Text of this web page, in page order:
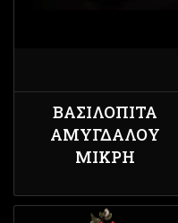
ΒΑΣΙΛΌΠΙΤΑ
ΑΜΥΓΔΆΛΟΥ
ΜΙΚΡΉ